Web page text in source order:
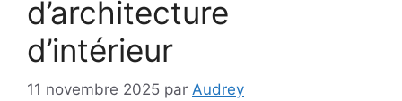
d’architecture
d’intérieur
11 novembre 2025 par Audrey